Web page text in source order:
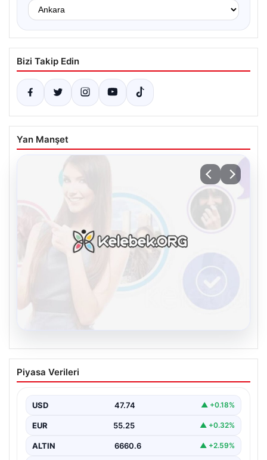
Bizi Takip Edin
Yan Manşet
Kelebek.Org İle Dijital İletişimin Güvenli
Adresi Ve Muhabbet Deneyimi
oluşturması ciddi bir hassasiyet barındırmaktadır.
Günümüzde birçok…
Piyasa Verileri
USD 47.74 ▲ +0.18%
EUR 55.25 ▲ +0.32%
ALTIN 6660.6 ▲ +2.59%